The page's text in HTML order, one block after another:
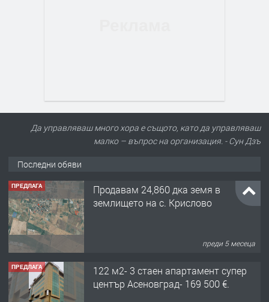
Да управляваш много хора е същото, като да управляваш
малко – въпрос на организация. - Сун Дзъ
Последни обяви
ПРЕДЛАГА
Продавам 24,860 дка земя в
землището на с. Крислово
преди 5 месеца
ПРЕДЛАГА
122 м2- 3 стаен апартамент супер
център Асеновград- 169 500 €.